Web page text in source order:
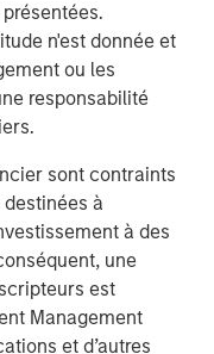
n'est donnée et
ou les
responsabilité
sont contraints
à
à des
une
est
Management
et d’autres
asset-level
strategy will work
should evaluate
during periods